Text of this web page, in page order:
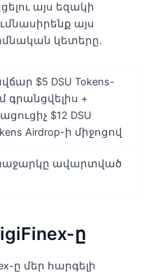
այս եզակի
այս
կետերը.
$5 DSU Tokens-
գրանցվելիս +
$12 DSU
Airdrop-ի միջոցով
ավարտված
ը
ը մեր հարգելի